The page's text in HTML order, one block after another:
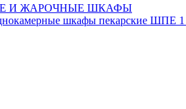
И ЖАРОЧНЫЕ ШКАФЫ
шкафы пекарские ШПЕ